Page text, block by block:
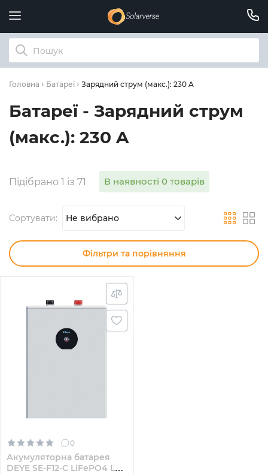
Головна Батареї Зарядний струм (макс.): 230 A
Батареї - Зарядний струм
(макс.): 230 A
Підібрано 1 із 71 В наявності 0 товарів
Сортувати: Не вибрано
Фільтри та порівняння
0
Акумуляторна батарея
DEYE SE-F12-С LiFePO4 LV